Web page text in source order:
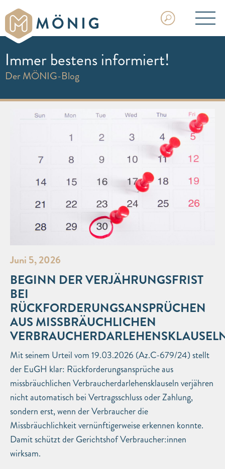
Immer bestens informiert!
Der MÖNIG-Blog
Juni 5, 2026
BEGINN DER VERJÄHRUNGSFRIST
BEI
RÜCKFORDERUNGSANSPRÜCHEN
AUS MISSBRÄUCHLICHEN
Mit seinem Urteil vom 19.03.2026 (Az.C-679/24) stellt
der EuGH klar: Rückforderungsansprüche aus
missbräuchlichen Verbraucherdarlehensklauseln verjähren
nicht automatisch bei Vertragsschluss oder Zahlung,
sondern erst, wenn der Verbraucher die
Missbräuchlichkeit vernünftigerweise erkennen konnte.
Damit schützt der Gerichtshof Verbraucher:innen
wirksam.